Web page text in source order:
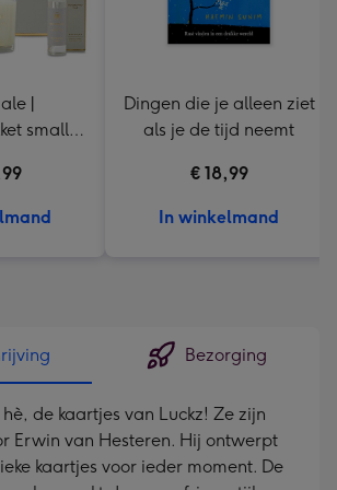
|
small |
Dingen die je alleen ziet
als je de tijd neemt
€ 18,99
In winkelmand
Bezorging
de kaartjes van Luckz! Ze zijn
Erwin van Hesteren. Hij ontwerpt
kaartjes voor ieder moment. De